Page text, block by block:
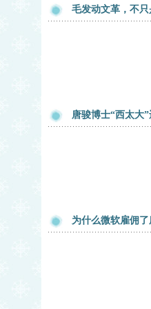
毛发动文革，不
唐骏博士“西太大
为什么微软雇佣